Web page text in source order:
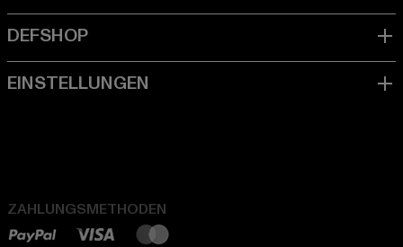
ZAHLUNGSMETHODEN